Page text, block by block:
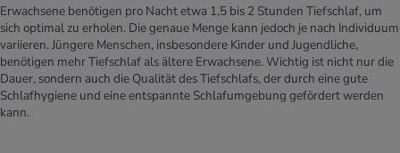
Erwachsene benötigen pro Nacht etwa 1,5 bis 2 Stunden Tiefschlaf, um
sich optimal zu erholen. Die genaue Menge kann jedoch je nach Individuum
variieren. Jüngere Menschen, insbesondere Kinder und Jugendliche,
benötigen mehr Tiefschlaf als ältere Erwachsene. Wichtig ist nicht nur die
Dauer, sondern auch die Qualität des Tiefschlafs, der durch eine gute
Schlafhygiene und eine entspannte Schlafumgebung gefördert werden
kann.